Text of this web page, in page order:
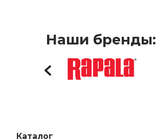
Наши бренды:
Каталог